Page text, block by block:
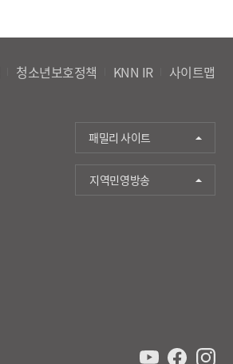
청소년보호정책 KNN IR 사이트맵
패밀리 사이트
지역민영방송